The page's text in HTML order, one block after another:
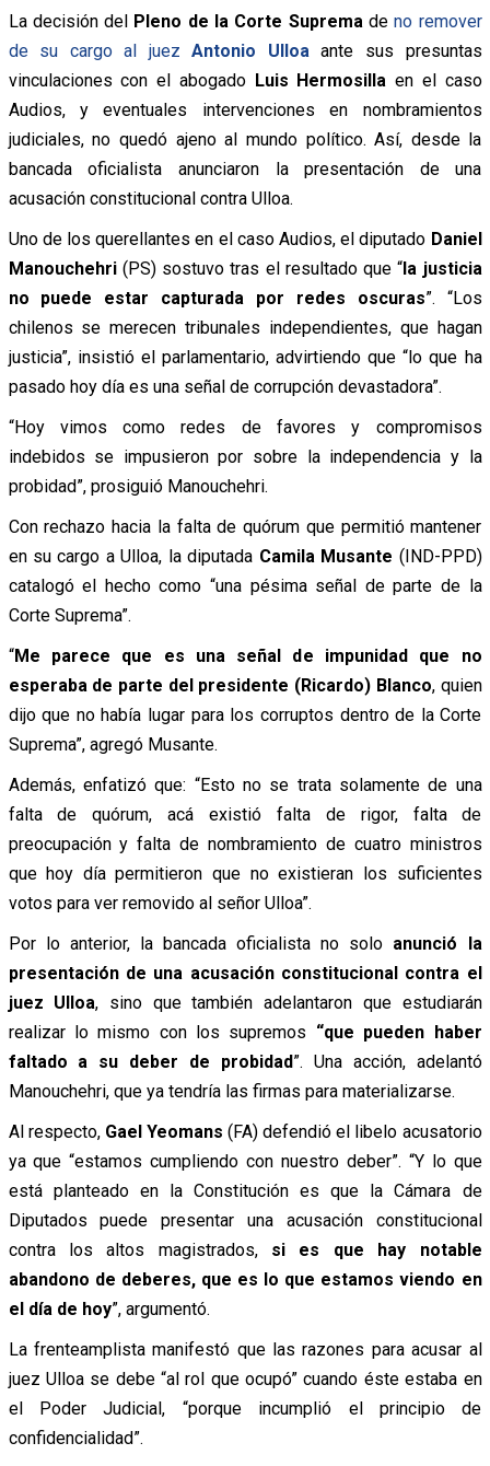
La decisión del Pleno de la Corte Suprema deno remover
de su cargo al juezAntonio Ulloa ante sus presuntas
vinculaciones con el abogado Luis Hermosilla en el caso
Audios, y eventuales intervenciones en nombramientos
judiciales, no quedó ajeno al mundo político. Así, desde la
bancada oficialista anunciaron la presentación de una
acusación constitucional contra Ulloa.
Uno de los querellantes en el caso Audios, el diputado Daniel
Manouchehri(PS) sostuvo tras el resultado que “la justicia
no puede estar capturada por redes oscuras”. “Los
chilenos se merecen tribunales independientes, que hagan
justicia”, insistió el parlamentario, advirtiendo que “lo que ha
pasado hoy día es una señal de corrupción devastadora”.
“Hoy vimos como redes de favores y compromisos
indebidos se impusieron por sobre la independencia y la
probidad”, prosiguió Manouchehri.
Con rechazo hacia la falta de quórum que permitió mantener
en su cargo a Ulloa, la diputada Camila Musante (IND-PPD)
catalogó el hecho como “una pésima señal de parte de la
Corte Suprema”.
“Me parece que es una señal de impunidad que no
esperaba de parte del presidente (Ricardo) Blanco, quien
dijo que no había lugar para los corruptos dentro de la Corte
Suprema”, agregó Musante.
Además, enfatizó que: “Esto no se trata solamente de una
falta de quórum, acá existió falta de rigor, falta de
preocupación y falta de nombramiento de cuatro ministros
que hoy día permitieron que no existieran los suficientes
votos para ver removido al señor Ulloa”.
Por lo anterior, la bancada oficialista no solo anunció la
presentación de una acusación constitucional contra el
juez Ulloa, sino que también adelantaron que estudiarán
realizar lo mismo con los supremos “que pueden haber
faltado a su deber de probidad”. Una acción, adelantó
Manouchehri, que ya tendría las firmas para materializarse.
Al respecto,Gael Yeomans (FA) defendió el libelo acusatorio
ya que “estamos cumpliendo con nuestro deber”. “Y lo que
está planteado en la Constitución es que la Cámara de
Diputados puede presentar una acusación constitucional
contra los altos magistrados, si es que hay notable
abandono de deberes, que es lo que estamos viendo en
el día de hoy”, argumentó.
La frenteamplista manifestó que las razones para acusar al
juez Ulloa se debe “al rol que ocupó” cuando éste estaba en
el Poder Judicial, “porque incumplió el principio de
confidencialidad”.